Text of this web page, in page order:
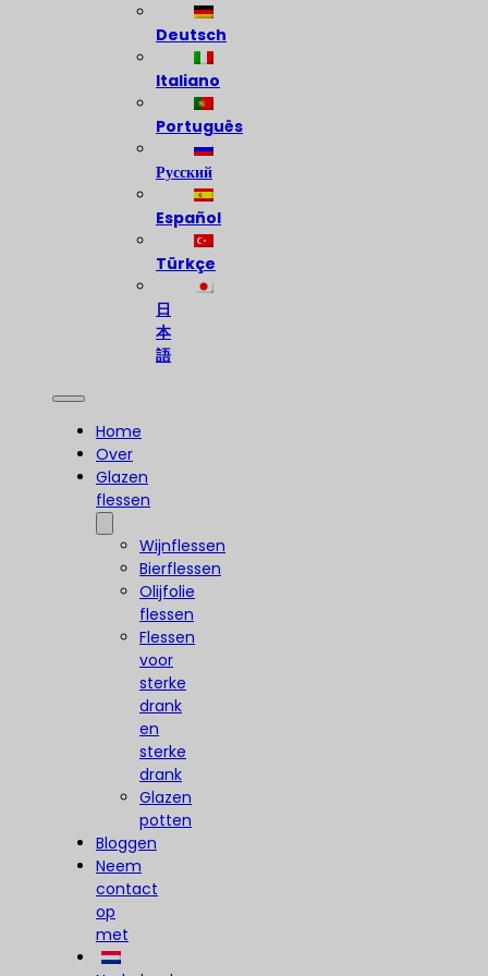
Deutsch
Italiano
Português
Русский
Español
Türkçe
日
本
語
Home
Over
Glazen
flessen
Wijnflessen
Bierflessen
Olijfolie
flessen
Flessen
voor
sterke
drank
en
sterke
drank
Glazen
potten
Bloggen
Neem
contact
op
met